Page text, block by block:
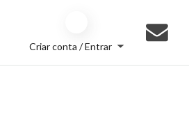
Criar conta / Entrar